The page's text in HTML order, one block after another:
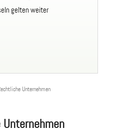
gelten weiter
Unternehmen